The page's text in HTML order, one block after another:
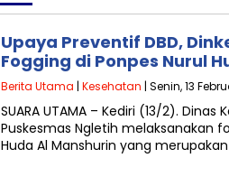
Upaya Preventif DBD,
Fogging di Ponpes Nurul
Berita Utama | Kesehatan | Senin, 13
SUARA UTAMA – Kediri (13/2).
Puskesmas Ngletih melaksanakan
Huda Al Manshurin yang